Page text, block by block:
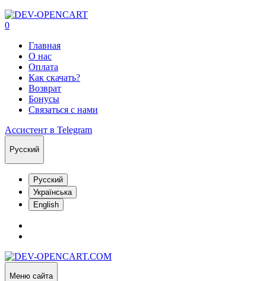
0
Главная
О нас
Оплата
Как скачать?
Возврат
Бонусы
Связаться с нами
Ассистент в Telegram
Русский
Русский
Українська
English
Меню сайта